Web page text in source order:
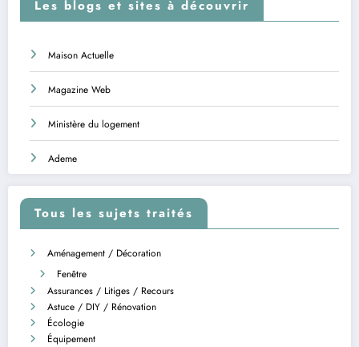
Les blogs et sites à découvrir
Maison Actuelle
Magazine Web
Ministère du logement
Ademe
Tous les sujets traités
Aménagement / Décoration
Fenêtre
Assurances / Litiges / Recours
Astuce / DIY / Rénovation
Écologie
Équipement